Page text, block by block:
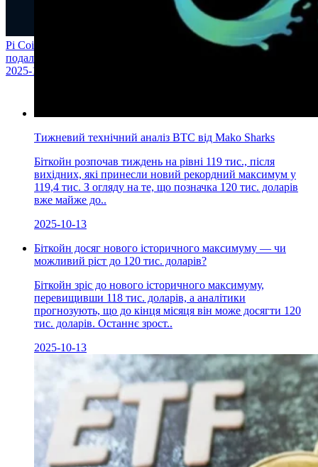
Pi Coin у липні 2025 року: потенціал для відновлення чи
подальшого падіння?
2025-10-13
Тижневий технічний аналіз BTC від Mako Sharks
Біткойн розпочав тиждень на рівні 119 тис., після
вихідних, які принесли новий рекордний максимум у
119,4 тис. З огляду на те, що позначка 120 тис. доларів
вже майже до..
2025-10-13
Біткойн досяг нового історичного максимуму — чи
можливий ріст до 120 тис. доларів?
Біткойн зріс до нового історичного максимуму,
перевищивши 118 тис. доларів, а аналітики
прогнозують, що до кінця місяця він може досягти 120
тис. доларів. Останнє зрост..
2025-10-13